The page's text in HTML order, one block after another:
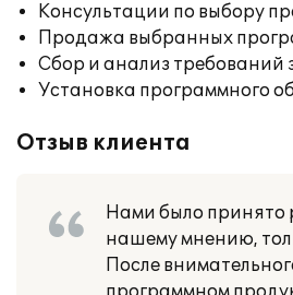
Консультации по выбору
Продажа выбранных
Сбор и анализ требований
Установка программного
Отзыв клиента
Нами было принято
нашему мнению,
После